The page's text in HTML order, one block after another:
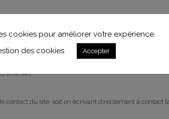
loi, les informations qu’il communique par le biais
de modification, d’opposition et de rectification
effacées.
du site, soit en écrivant directement à contact
cookies pour améliorer votre expérience.
des cookies
Accepter